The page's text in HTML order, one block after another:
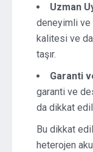
Uzman
deneyimli ve
kalitesi ve
taşır.
Garanti
garanti ve
da dikkat
Bu dikkat
heterojen